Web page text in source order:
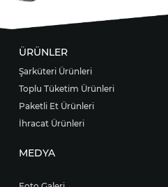
ÜRÜNLER
Şarküteri Ürünleri
Toplu Tüketim Ürünleri
Paketli Et Ürünleri
İhracat Ürünleri
MEDYA